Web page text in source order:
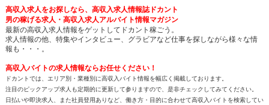
高収入求人をお探しなら、高収入求人情報誌ドカント
男の稼げる求人・高収入求人アルバイト情報マガジン
最新の高収入求人情報をゲットしてドカント稼ごう。
求人情報の他、特集やインタビュー、グラビアなど仕事を探しながら様々な情
報も・・・。
高収入バイトの求人情報ならお任せください！
ドカントでは、エリア別・業種別に高収入バイト情報を幅広く掲載しております。
注目のピックアップ求人も定期的に更新して参りますので、是非チェックしてみてください。
日払いや即決求人、また社員登用ありなど、働き方・目的に合わせて高収入バイトを検索してい